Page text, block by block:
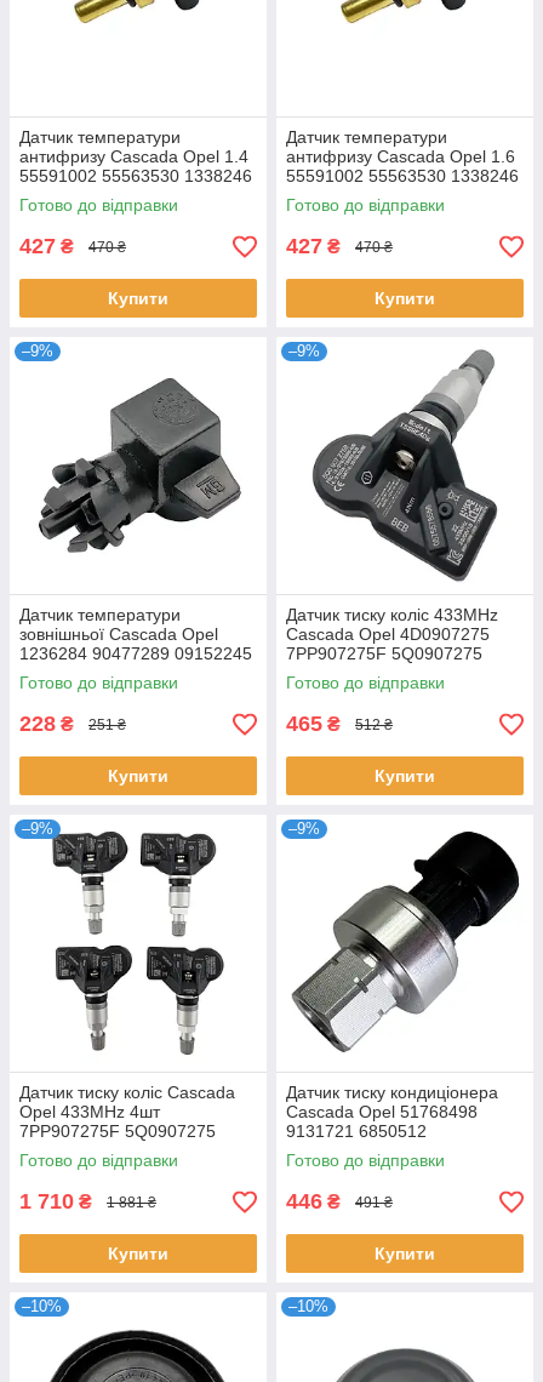
Датчик температури
антифризу Cascada Opel 1.4
55591002 55563530 1338246
1338369 1338370
Готово до відправки
427 ₴ 470 ₴
Купити
Датчик температури
антифризу Cascada Opel 1.6
55591002 55563530 1338246
1338369 1338370
Готово до відправки
427 ₴ 470 ₴
Купити
–9%
Датчик температури
зовнішньої Cascada Opel
1236284 90477289 09152245
Готово до відправки
228 ₴ 251 ₴
Купити
–9%
Датчик тиску коліс 433MHz
Cascada Opel 4D0907275
7PP907275F 5Q0907275
36106877937 407001628R
Готово до відправки
465 ₴ 512 ₴
Купити
–9%
Датчик тиску коліс Cascada
Opel 433MHz 4шт
7PP907275F 5Q0907275
5Q0907275B 4D0907275
36106877937 36236781847
Готово до відправки
1 710 ₴ 1 881 ₴
Купити
–9%
Датчик тиску кондиціонера
Cascada Opel 51768498
9131721 6850512
Готово до відправки
446 ₴ 491 ₴
Купити
–10% –10%